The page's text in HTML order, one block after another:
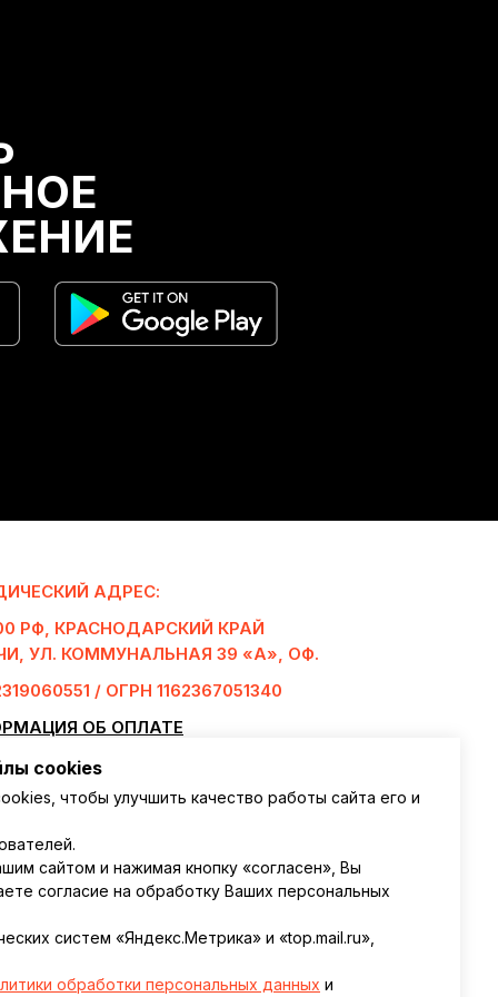
АДРЕС:
РФ, КРАСНОДАРСКИЙ КРАЙ
УЛ. КОММУНАЛЬНАЯ 39 «А», ОФ.
/ ОГРН 1162367051340
ОБ ОПЛАТЕ
ОБРАБОТКИ ПЕРСОНАЛЬНЫХ
КЛУБА
ПОСЕЩЕНИЯ ВОДНО-
ПО ТЕХНИКЕ БЕЗОПАСНОСТИ
cookies
чтобы улучшить качество работы сайта его и
сайтом и нажимая кнопку «согласен», Вы
согласие на обработку Ваших персональных
систем «Яндекс.Метрика» и «top.mail.ru»,
обработки персональных данных и